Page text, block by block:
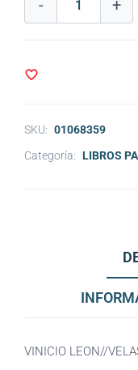
- +
SKU: 01068359
Categoría: LIBROS
VINICIO LEON//